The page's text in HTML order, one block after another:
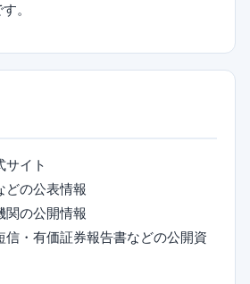
。
サイト
どの公表情報
関の公開情報
信・有価証券報告書などの公開資